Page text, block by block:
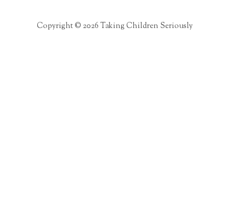
Copyright © 2026 Taking Children Seriously